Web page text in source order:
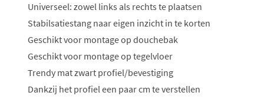
ophalen...
Universeel: zowel links als rechts te plaatsen
Stabilsatiestang naar eigen inzicht in te korten
Geschikt voor montage op douchebak
Geschikt voor montage op tegelvloer
Trendy mat zwart profiel/bevestiging
Dankzij het profiel een paar cm te verstellen